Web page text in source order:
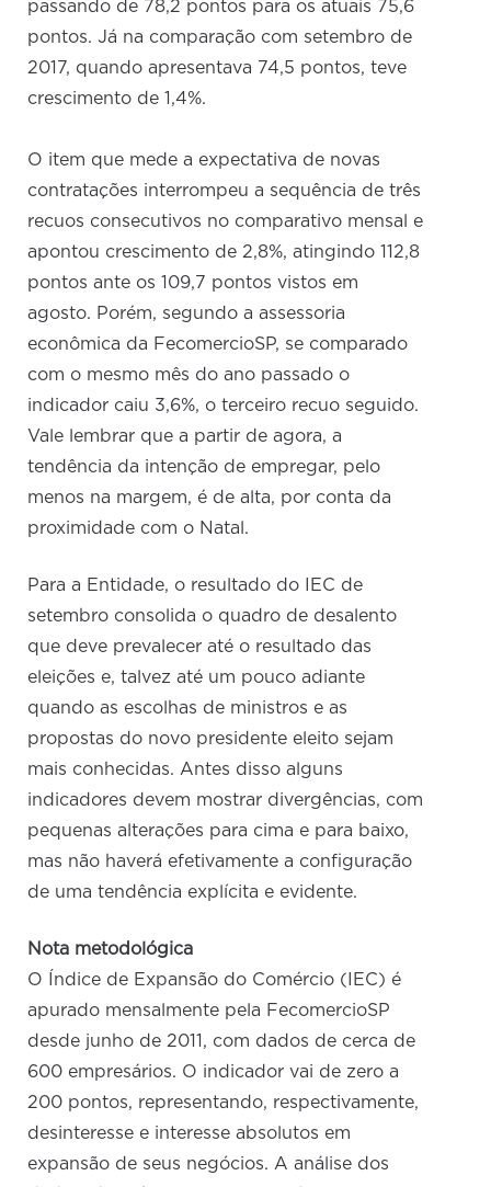
passando de 78,2 pontos para os atuais 75,6
pontos. Já na comparação com setembro de
2017, quando apresentava 74,5 pontos, teve
crescimento de 1,4%.
O item que mede a expectativa de novas
contratações interrompeu a sequência de três
recuos consecutivos no comparativo mensal e
apontou crescimento de 2,8%, atingindo 112,8
pontos ante os 109,7 pontos vistos em
agosto. Porém, segundo a assessoria
econômica da FecomercioSP, se comparado
com o mesmo mês do ano passado o
indicador caiu 3,6%, o terceiro recuo seguido.
Vale lembrar que a partir de agora, a
tendência da intenção de empregar, pelo
menos na margem, é de alta, por conta da
proximidade com o Natal.
Para a Entidade, o resultado do IEC de
setembro consolida o quadro de desalento
que deve prevalecer até o resultado das
eleições e, talvez até um pouco adiante
quando as escolhas de ministros e as
propostas do novo presidente eleito sejam
mais conhecidas. Antes disso alguns
indicadores devem mostrar divergências, com
pequenas alterações para cima e para baixo,
mas não haverá efetivamente a configuração
de uma tendência explícita e evidente.
Nota metodológica
O Índice de Expansão do Comércio (IEC) é
apurado mensalmente pela FecomercioSP
desde junho de 2011, com dados de cerca de
600 empresários. O indicador vai de zero a
200 pontos, representando, respectivamente,
desinteresse e interesse absolutos em
expansão de seus negócios. A análise dos